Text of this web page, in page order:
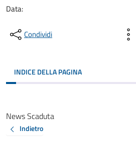
Data:
Condividi
INDICE DELLA PAGINA
News Scaduta
Indietro